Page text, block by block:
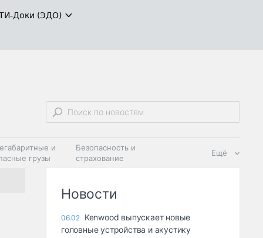
Доки (ЭДО)
и
грузы
Безопасность и
страхование
Ещё
Новости
06.02 Kenwood выпускает новые
головные устройства и акустику